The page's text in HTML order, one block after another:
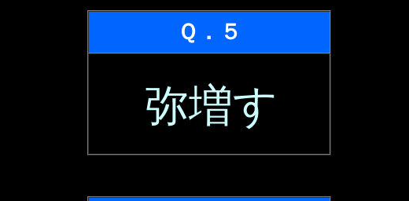
Ｑ．５
弥増す